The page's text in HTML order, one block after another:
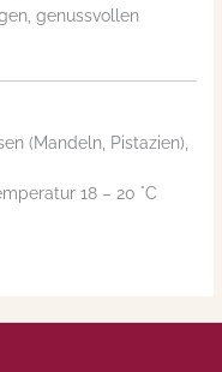
genussvollen
(Mandeln, Pistazien),
18 – 20 °C